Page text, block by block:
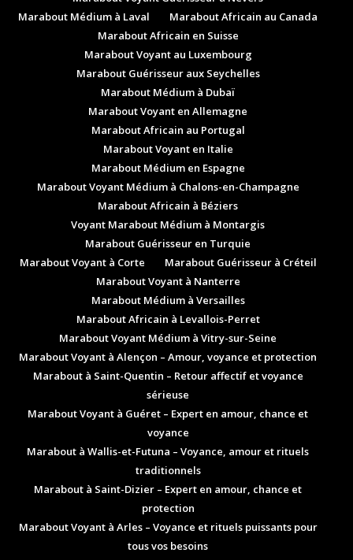
Marabout Médium à Laval
Marabout Africain au Canada
Marabout Africain en Suisse
Marabout Voyant au Luxembourg
Marabout Guérisseur aux Seychelles
Marabout Médium à Dubaï
Marabout Voyant en Allemagne
Marabout Africain au Portugal
Marabout Voyant en Italie
Marabout Médium en Espagne
Marabout Voyant Médium à Chalons-en-Champagne
Marabout Africain à Béziers
Voyant Marabout Médium à Montargis
Marabout Guérisseur en Turquie
Marabout Voyant à Corte
Marabout Guérisseur à Créteil
Marabout Voyant à Nanterre
Marabout Médium à Versailles
Marabout Africain à Levallois-Perret
Marabout Voyant Médium à Vitry-sur-Seine
Marabout Voyant à Alençon – Amour, voyance et protection
Marabout à Saint-Quentin – Retour affectif et voyance
sérieuse
Marabout Voyant à Guéret – Expert en amour, chance et
voyance
Marabout à Wallis-et-Futuna – Voyance, amour et rituels
traditionnels
Marabout à Saint-Dizier – Expert en amour, chance et
protection
Marabout Voyant à Arles – Voyance et rituels puissants pour
tous vos besoins